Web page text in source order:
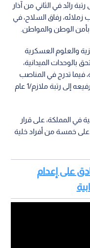
رائد في الثاني من آذار
زملائه، رفاق السلاح، في
الوطن والمواطن.
والعلوم العسكرية
ثان، والتحق بالوحدات الميدانية،
فيما تدرج في المناصب
القيادية وحسب ما تسمح به رتبته، اذ تم ترفيعه إلى رتبة ملازم/1 عام
في المملكة، على قرار
على خمسة من أفراد خلية
على إعدام